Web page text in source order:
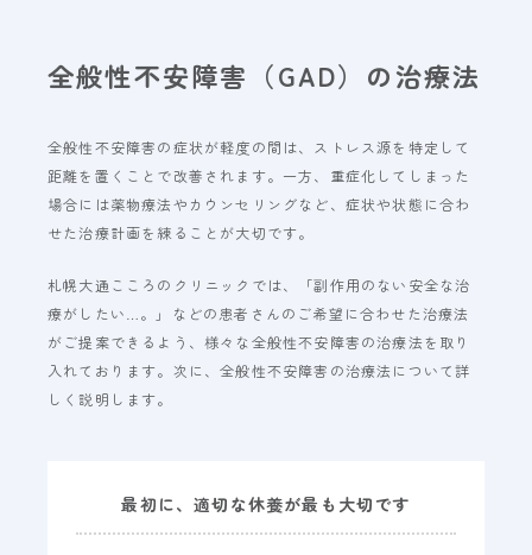
全般性不安障害（GAD）の治療法
全般性不安障害の症状が軽度の間は、ストレス源を特定して
距離を置くことで改善されます。一方、重症化してしまった
場合には薬物療法やカウンセリングなど、症状や状態に合わ
せた治療計画を練ることが大切です。
札幌大通こころのクリニックでは、「副作用のない安全な治
療がしたい…。」などの患者さんのご希望に合わせた治療法
がご提案できるよう、様々な全般性不安障害の治療法を取り
入れております。次に、全般性不安障害の治療法について詳
しく説明します。
最初に、適切な休養が最も大切です